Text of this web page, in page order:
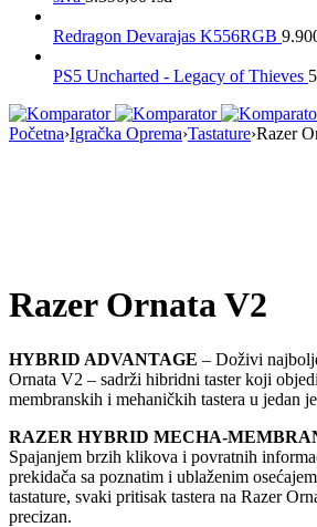
Redragon Devarajas K556RGB
PS5 Uncharted - Legacy of Thieves
Početna›Igračka Oprema›Tastature›Razer
Razer Ornata V2
HYBRID ADVANTAGE – Doživi
Ornata V2 – sadrži hibridni taster koji
membranskih i mehaničkih tastera u jedan
RAZER HYBRID MECHA-
Spajanjem brzih klikova i povratnih
prekidača sa poznatim i ublaženim
tastature, svaki pritisak tastera na Razer
precizan.